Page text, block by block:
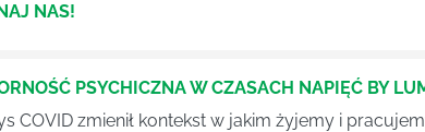
NAS!
PSYCHICZNA W CZASACH NAPIĘĆ BY
COVID zmienił kontekst w jakim żyjemy i